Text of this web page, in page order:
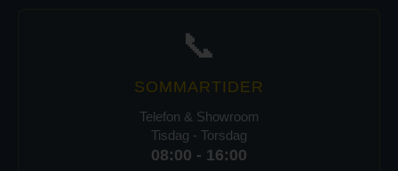
📞
SOMMARTIDER
Telefon & Showroom
Tisdag - Torsdag
08:00 - 16:00